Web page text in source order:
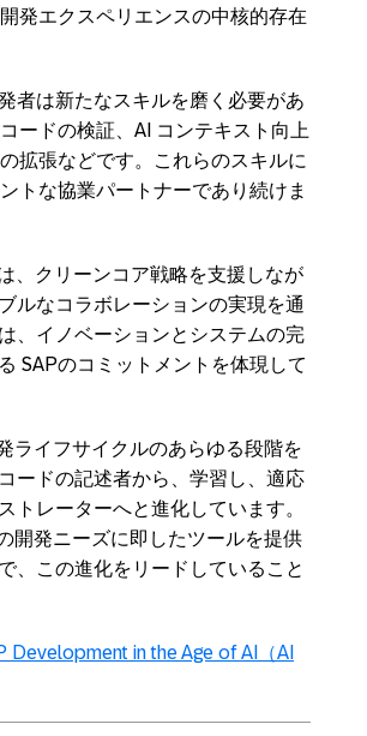
発エクスペリエンスの中核的存在
者は新たなスキルを磨く必要があ
ードの検証、 AI コンテキスト向上
拡張などです。これらのスキルに
トな協業パートナーであり続けま
、クリーンコア戦略を支援しなが
ルなコラボレーションの実現を通
、イノベーションとシステムの完
SAPのコミットメントを体現して
ライフサイクルのあらゆる段階を
ードの記述者から、学習し、適応
トレーターへと進化しています。
開発ニーズに即したツールを提供
、この進化をリードしていること
Development in the Age of AI （AI